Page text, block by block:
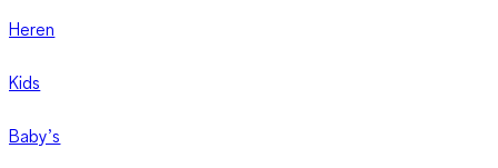
Heren
Kids
Baby’s